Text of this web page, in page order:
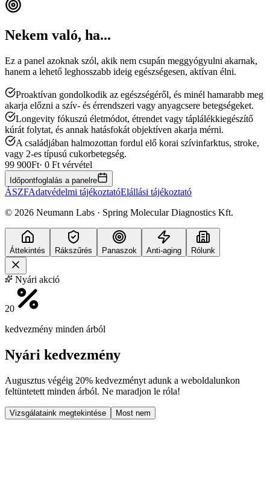
Nekem való, ha...
Ez a panel azoknak szól, akik nem csupán meggyógyulni akarnak,
hanem a lehető leghosszabb ideig egészségesen, aktívan élni.
Proaktívan gondolkodik az egészségéről, és minél hamarabb meg
akarja előzni a szív- és érrendszeri vagy anyagcsere betegségeket.
Longevity fókuszú életmódot, étrendet vagy táplálékkiegészítő
kúrát folytat, és annak hatásfokát objektíven akarja mérni.
A családjában halmozottan fordul elő korai szívinfarktus, stroke,
vagy 2-es típusú cukorbetegség.
99 900Ft· 0 Ft vérvétel
Időpontfoglalás a panelre
ÁSZFAdatvédelmi tájékoztatóElállási tájékoztató
© 2026 Neumann Labs · Spring Molecular Diagnostics Kft.
Áttekintés Rákszűrés Panaszok Anti-aging Rólunk
Nyári akció
20
kedvezmény minden árból
Nyári kedvezmény
Augusztus végéig 20% kedvezményt adunk a weboldalunkon
feltüntetett minden árból. Ne maradjon le róla!
Vizsgálataink megtekintése Most nem